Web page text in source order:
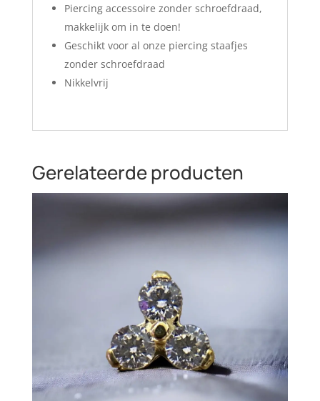
Piercing accessoire zonder schroefdraad,
makkelijk om in te doen!
Geschikt voor al onze piercing staafjes
zonder schroefdraad
Nikkelvrij
Gerelateerde producten